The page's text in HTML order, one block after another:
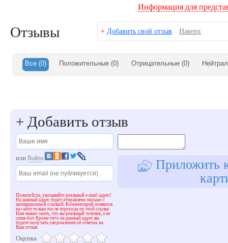
Информация для
Отзывы + Добавить свой отзыв Наверх
Все (0) Положительные(0) Отрицательные(0)
+ Добавить отзыв
или Войти
Пожалуйста, указывайте реальный e-mail адрес!
На данный адрес будет отправлено письмо с
активационной ссылкой. Комментарий появится
на сайте только после перехода по этой ссылке.
Нам важно знать, что вы реальный человек, а не
спам-бот. Кроме того на данный адрес вы
будете получать уведомления об ответах на
Ваш отзыв.
Оценка
Приложить